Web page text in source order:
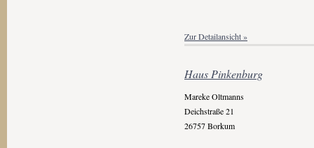
Zur Detailansicht »
Haus Pinkenburg
Mareke Oltmanns
Deichstraße 21
26757 Borkum